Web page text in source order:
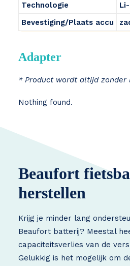
Technologie
Bevestiging/Plaats accu
Adapter
* Product wordt altijd zonder
Nothing found.
Beaufort
herstellen
Krijg je minder lang
Beaufort batterij? Meestal
capaciteitsverlies van de
Gelukkig is het mogelijk om